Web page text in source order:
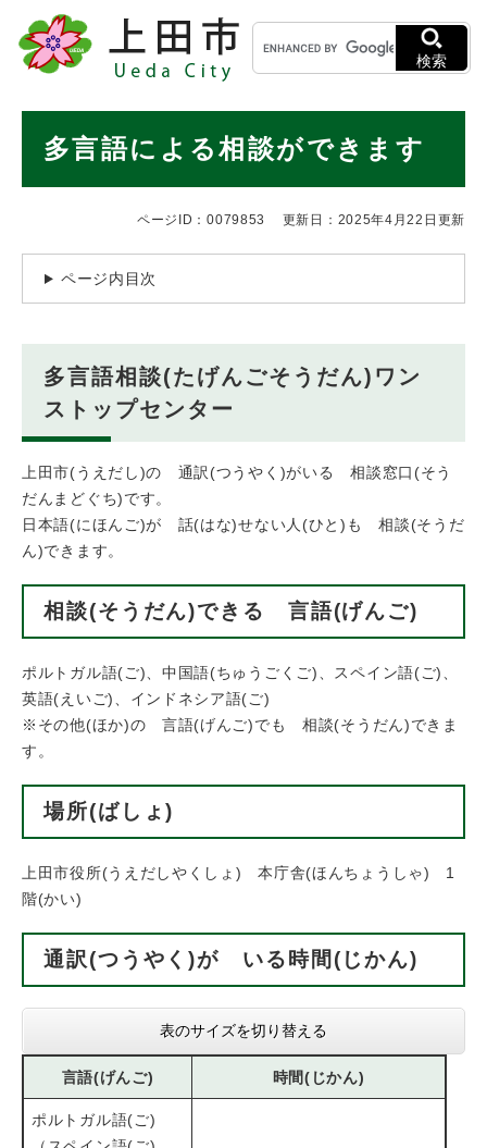
メニューを飛ばして本文へ
キ
ー
ワ
検
検索
多言語による相談ができます
ページID：0079853 更新日：2025年4月22日更新
ページ内目次
多言語相談(たげんごそうだん)ワン
ストップセンター
上田市(うえだし)の 通訳(つうやく)がいる 相談窓口(そう
だんまどぐち)です。
日本語(にほんご)が 話(はな)せない人(ひと)も 相談(そうだ
ん)できます。
相談(そうだん)できる 言語(げんご)
​ポルトガル語(ご)、中国語(ちゅうごくご)、スペイン語(ご)、
英語(えいご)、インドネシア語(ご)
※その他(ほか)の 言語(げんご)でも 相談(そうだん)できま
す。
場所(ばしょ)
上田​市役所(うえだしやくしょ) 本庁舎(ほんちょうしゃ) 1
階(かい)
通訳(つうやく)が いる時間(じかん)
表のサイズを切り替える
言語(げんご) 時間(じかん)
ポルトガル語(ご)